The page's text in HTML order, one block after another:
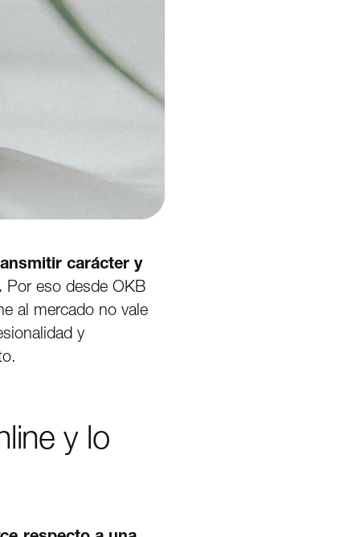
carácter y
Por eso desde OKB
al mercado no vale
y
y lo